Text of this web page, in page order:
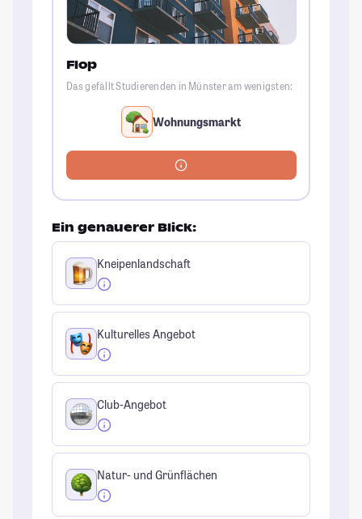
Flop
Das gefällt Studierenden in Münster am wenigsten:
Wohnungsmarkt
Ein genauerer Blick:
Kneipenlandschaft
Kulturelles Angebot
Club-Angebot
Natur- und Grünflächen